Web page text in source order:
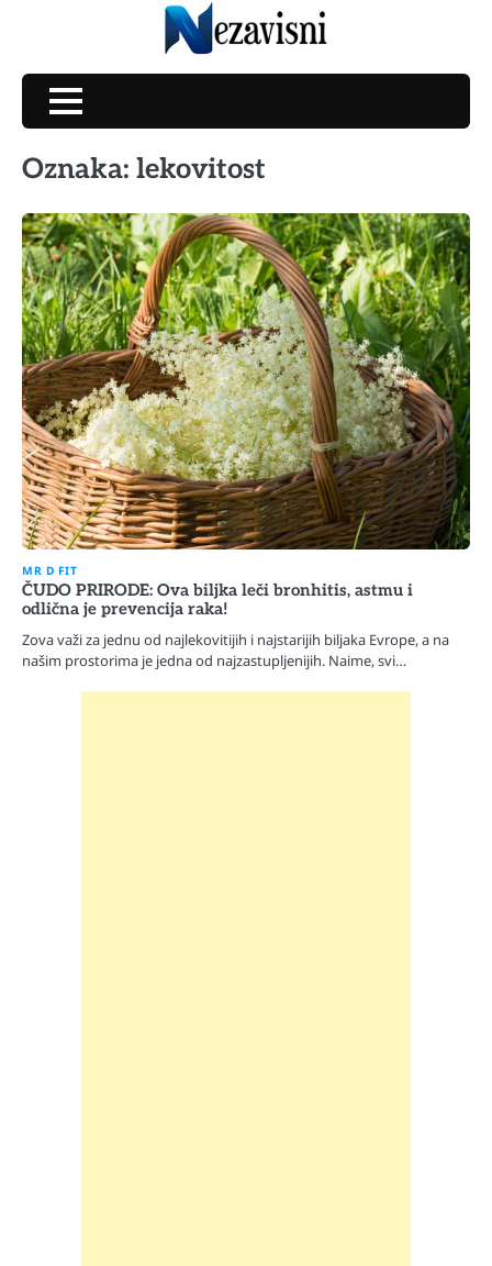
Oznaka: lekovitost
MR D FIT
ČUDO PRIRODE: Ova biljka leči bronhitis, astmu i
odlična je prevencija raka!
Zova važi za jednu od najlekovitijih i najstarijih biljaka Evrope, a na
našim prostorima je jedna od najzastupljenijih. Naime, svi…